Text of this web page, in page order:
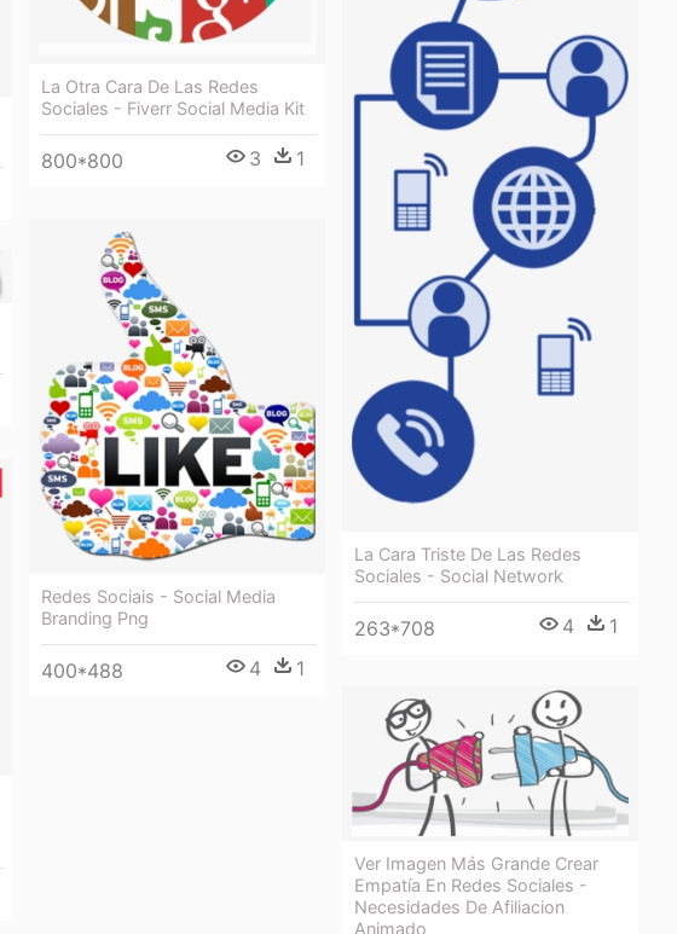
La Cara Triste De Las Redes
Sociales - Social Network
263*708 4 1
La Otra Cara De Las Redes
Sociales - Fiverr Social Media Kit
800*800 3 1
Redes Sociais - Social Media
Branding Png
400*488 4 1
Ver Imagen Más Grande Crear
Empatía En Redes Sociales -
Necesidades De Afiliacion
Animado